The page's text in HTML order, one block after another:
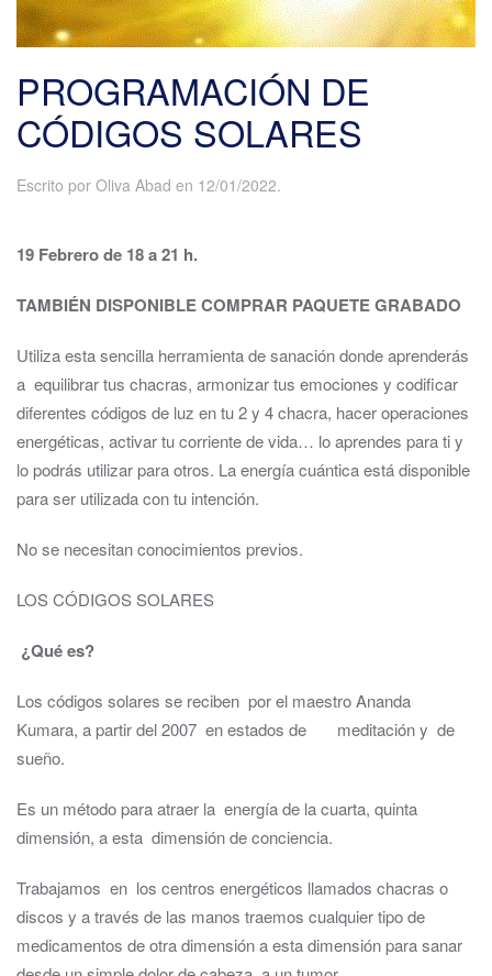
PROGRAMACIÓN DE
CÓDIGOS SOLARES
Escrito por Oliva Abad en 12/01/2022.
19 Febrero de 18 a 21 h.
TAMBIÉN DISPONIBLE COMPRAR PAQUETE GRABADO
Utiliza esta sencilla herramienta de sanación donde aprenderás
a equilibrar tus chacras, armonizar tus emociones y codificar
diferentes códigos de luz en tu 2 y 4 chacra, hacer operaciones
energéticas, activar tu corriente de vida… lo aprendes para ti y
lo podrás utilizar para otros. La energía cuántica está disponible
para ser utilizada con tu intención.
No se necesitan conocimientos previos.
LOS CÓDIGOS SOLARES
¿Qué es?
Los códigos solares se reciben por el maestro Ananda
Kumara, a partir del 2007 en estados de meditación y de
sueño.
Es un método para atraer la energía de la cuarta, quinta
dimensión, a esta dimensión de conciencia.
​Trabajamos en los centros energéticos llamados chacras o
discos y a través de las manos traemos cualquier tipo de
medicamentos de otra dimensión a esta dimensión para sanar